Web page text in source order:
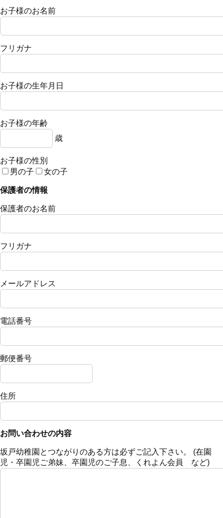
お子様のお名前
フリガナ
お子様の生年月日
お子様の年齢
歳
お子様の性別
男の子
女の子
保護者の情報
保護者のお名前
フリガナ
メールアドレス
電話番号
郵便番号
住所
お問い合わせの内容
坂戸幼稚園とつながりのある方は必ずご記入下さい。 (在園
児・卒園児ご弟妹、卒園児のご子息、くれよん会員 など)